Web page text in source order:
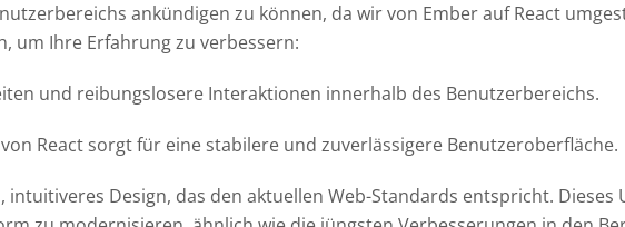
ankündigen zu können, da wir von Ember auf React
um Ihre Erfahrung zu verbessern:
und reibungslosere Interaktionen innerhalb des Benutzerbereichs.
React sorgt für eine stabilere und zuverlässigere Benutzeroberfläche.
intuitiveres Design, das den aktuellen Web-Standards entspricht. Dieses